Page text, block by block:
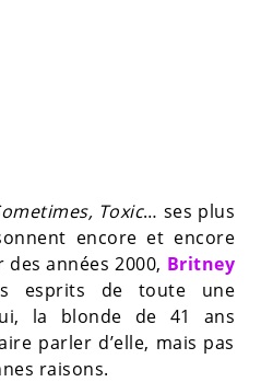
Toxic… ses plus
encore et encore
années 2000, Britney
esprits de toute une
la blonde de 41 ans
parler d’elle, mais pas
raisons.